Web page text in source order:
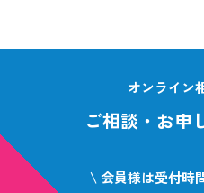
オンライン
ご相談・お申
\ 会員様は受付時